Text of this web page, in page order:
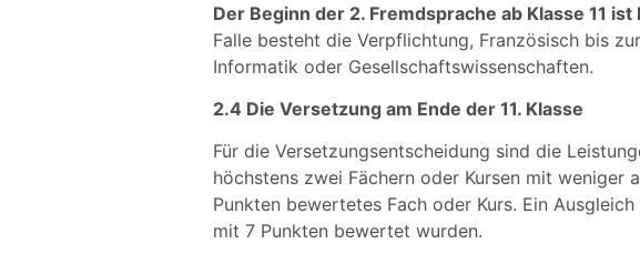
Der Beginn der 2. Fremdsprache ab Klasse 11
Falle besteht die Verpflichtung, Französisch bis
Informatik oder Gesellschaftswissenschaften.
2.4 Die Versetzung am Ende der 11. Klasse
Für die Versetzungsentscheidung sind die
höchstens zwei Fächern oder Kursen mit
Punkten bewertetes Fach oder Kurs. Ein
mit 7 Punkten bewertet wurden.